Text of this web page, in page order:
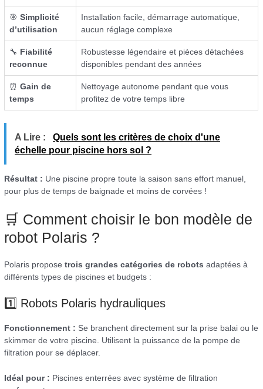
🎯Simplicité
d’utilisation
Installation facile, démarrage automatique,
aucun réglage complexe
🔧 Fiabilité
reconnue
Robustesse légendaire et pièces détachées
disponibles pendant des années
⏰Gain de
temps
Nettoyage autonome pendant que vous
profitez de votre temps libre
A Lire :
Quels sont les critères de choix d'une
échelle pour piscine hors sol ?
Résultat : Une piscine propre toute la saison sans effort manuel,
pour plus de temps de baignade et moins de corvées !
🛒 Comment choisir le bon modèle de
robot Polaris ?
Polaris proposetrois grandes catégories de robots adaptées à
différents types de piscines et budgets :
1️⃣ Robots Polaris hydrauliques
Fonctionnement : Se branchent directement sur la prise balai ou le
skimmer de votre piscine. Utilisent la puissance de la pompe de
filtration pour se déplacer.
Idéal pour : Piscines enterrées avec système de filtration